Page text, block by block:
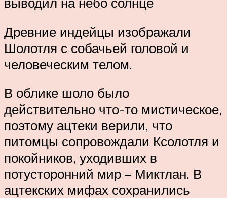
Древние индейцы изображали
Шолотля с собачьей головой и
человеческим телом.
В облике шоло было
действительно что-то мистическое,
поэтому ацтеки верили, что
питомцы сопровождали Ксолотля и
покойников, уходивших в
потусторонний мир – Миктлан. В
ацтекских мифах сохранились